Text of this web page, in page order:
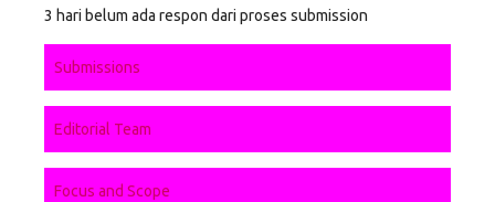
3 hari belum ada respon dari proses submission
Submissions
Editorial Team
Focus and Scope